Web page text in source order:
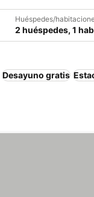
Huéspedes/
2 huéspedes, 1
Desayuno gratis